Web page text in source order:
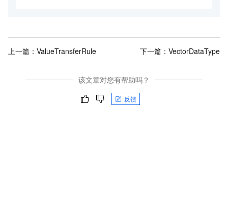
上一篇： ValueTransferRule 下一篇： VectorDataType
该文章对您有帮助吗？
反馈